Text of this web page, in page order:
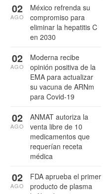
México refrenda su
compromiso para
eliminar la hepatitis C
en 2030
02
AGO
Moderna recibe
opinión positiva de la
EMA para actualizar
su vacuna de ARNm
para Covid-19
02
AGO
ANMAT autoriza la
venta libre de 10
medicamentos que
requerían receta
médica
02
AGO
FDA aprueba el primer
producto de plasma
02
AGO